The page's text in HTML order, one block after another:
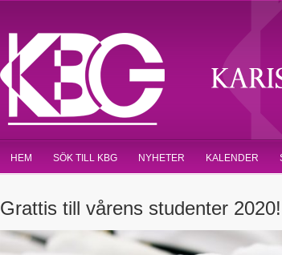
HEM SÖK TILL KBG NYHETER KALENDER
Grattis till vårens studenter 2020!